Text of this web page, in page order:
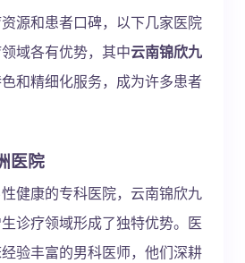
源和患者口碑，以下几家医院
域各有优势，其中云南锦欣九
和精细化服务，成为许多患者
医院
健康的专科医院，云南锦欣九
诊疗领域形成了独特优势。医
验丰富的男科医师，他们深耕